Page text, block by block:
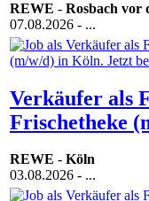
REWE - Rosbach vor
07.08.2026 - ...
Verkäufer als
Frischetheke
REWE - Köln
03.08.2026 - ...